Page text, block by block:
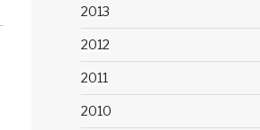
2013
2012
2011
2010